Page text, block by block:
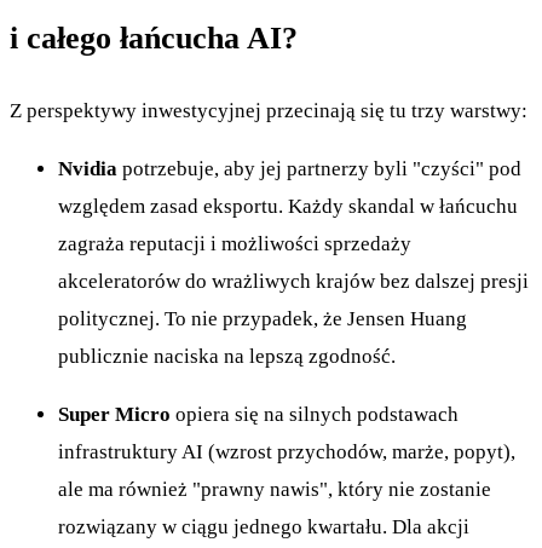
i całego łańcucha AI?
Z perspektywy inwestycyjnej przecinają się tu trzy warstwy:
Nvidia potrzebuje, aby jej partnerzy byli "czyści" pod
względem zasad eksportu. Każdy skandal w łańcuchu
zagraża reputacji i możliwości sprzedaży
akceleratorów do wrażliwych krajów bez dalszej presji
politycznej. To nie przypadek, że Jensen Huang
publicznie naciska na lepszą zgodność.
Super Micro opiera się na silnych podstawach
infrastruktury AI (wzrost przychodów, marże, popyt),
ale ma również "prawny nawis", który nie zostanie
rozwiązany w ciągu jednego kwartału. Dla akcji